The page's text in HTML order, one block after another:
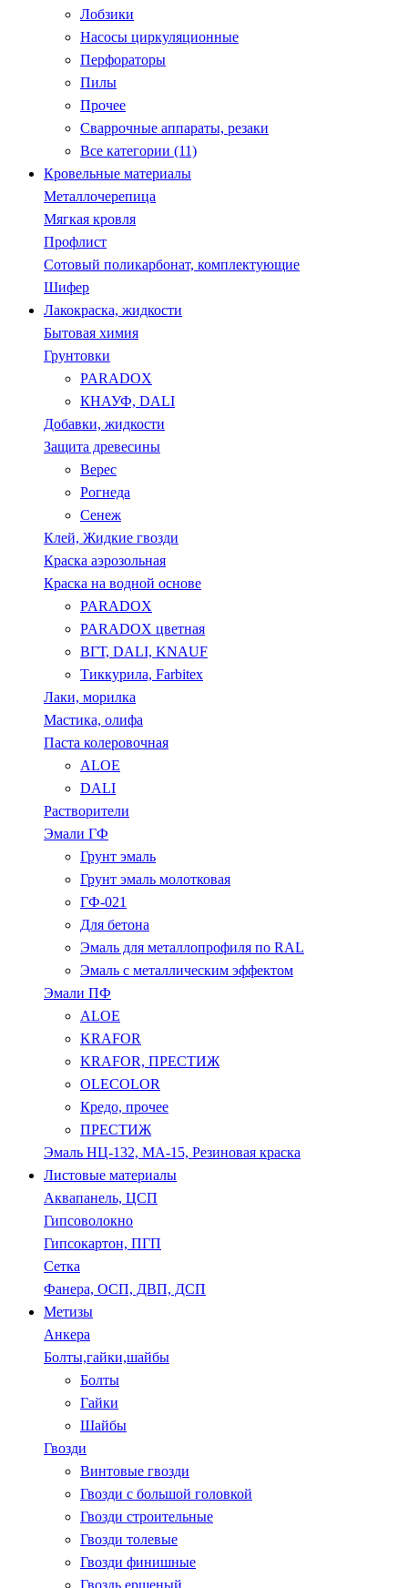
Лобзики
Насосы циркуляционные
Перфораторы
Пилы
Прочее
Сваррочные аппараты, резаки
Все категории (11)
Кровельные материалы
Металлочерепица
Мягкая кровля
Профлист
Сотовый поликарбонат, комплектующие
Шифер
Лакокраска, жидкости
Бытовая химия
Грунтовки
PARADOX
КНАУФ, DALI
Добавки, жидкости
Защита древесины
Верес
Рогнеда
Сенеж
Клей, Жидкие гвозди
Краска аэрозольная
Краска на водной основе
PARADOX
PARADOX цветная
ВГТ, DALI, KNAUF
Тиккурила, Farbitex
Лаки, морилка
Мастика, олифа
Паста колеровочная
ALOE
DALI
Растворители
Эмали ГФ
Грунт эмаль
Грунт эмаль молотковая
ГФ-021
Для бетона
Эмаль для металлопрофиля по RAL
Эмаль с металлическим эффектом
Эмали ПФ
ALOE
KRAFOR
KRAFOR, ПРЕСТИЖ
OLECOLOR
Кредо, прочее
ПРЕСТИЖ
Эмаль НЦ-132, МА-15, Резиновая краска
Листовые материалы
Аквапанель, ЦСП
Гипсоволокно
Гипсокартон, ПГП
Сетка
Фанера, ОСП, ДВП, ДСП
Метизы
Анкера
Болты,гайки,шайбы
Болты
Гайки
Шайбы
Гвозди
Винтовые гвозди
Гвозди с большой головкой
Гвозди строительные
Гвозди толевые
Гвозди финишные
Гвоздь ершеный